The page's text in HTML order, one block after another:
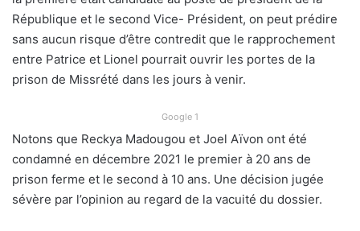
République et le second Vice- Président, on peut prédire
sans aucun risque d’être contredit que le rapprochement
entre Patrice et Lionel pourrait ouvrir les portes de la
prison de Missrété dans les jours à venir.
Google 1
Notons que Reckya Madougou et Joel Aïvon ont été
condamné en décembre 2021 le premier à 20 ans de
prison ferme et le second à 10 ans. Une décision jugée
sévère par l’opinion au regard de la vacuité du dossier.